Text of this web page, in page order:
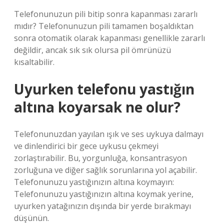
Telefonunuzun pili bitip sonra kapanması zararlı
mıdır? Telefonunuzun pili tamamen boşaldıktan
sonra otomatik olarak kapanması genellikle zararlı
değildir, ancak sık sık olursa pil ömrünüzü
kısaltabilir.
Uyurken telefonu yastığın
altına koyarsak ne olur?
Telefonunuzdan yayılan ışık ve ses uykuya dalmayı
ve dinlendirici bir gece uykusu çekmeyi
zorlaştırabilir. Bu, yorgunluğa, konsantrasyon
zorluğuna ve diğer sağlık sorunlarına yol açabilir.
Telefonunuzu yastığınızın altına koymayın:
Telefonunuzu yastığınızın altına koymak yerine,
uyurken yatağınızın dışında bir yerde bırakmayı
düşünün.